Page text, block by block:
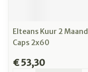
Elteans Kuur 2 Maand
Caps 2x60
€ 53,30